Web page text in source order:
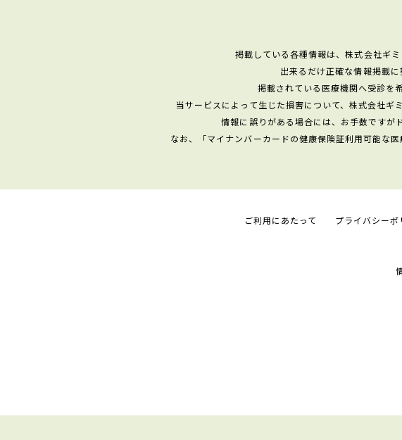
掲載している各種情報は、株式会社ギ
出来るだけ正確な情報掲載
掲載されている医療機関へ受診を
当サービスによって生じた損害について、株式会社ギ
情報に誤りがある場合には、お手数ですが
なお、「マイナンバーカードの健康保険証利用可能な
ご利用にあたって プライバシーポ